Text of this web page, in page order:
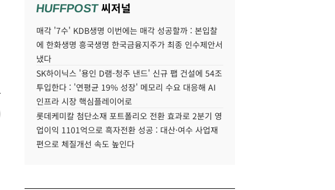
HUFFPOST씨저널
매각 '7수' KDB생명 이번에는 매각 성공할까 : 본입찰
에 한화생명 흥국생명 한국금융지주가 최종 인수제안서
냈다
SK하이닉스 '용인 D램-청주 낸드' 신규 팹 건설에 54조
투입한다 : '연평균 19% 성장' 메모리 수요 대응해 AI
인프라 시장 핵심플레이어로
롯데케미칼 첨단소재 포트폴리오 전환 효과로 2분기 영
업이익 1101억으로 흑자전환 성공 : 대산·여수 사업재
편으로 체질개선 속도 높인다